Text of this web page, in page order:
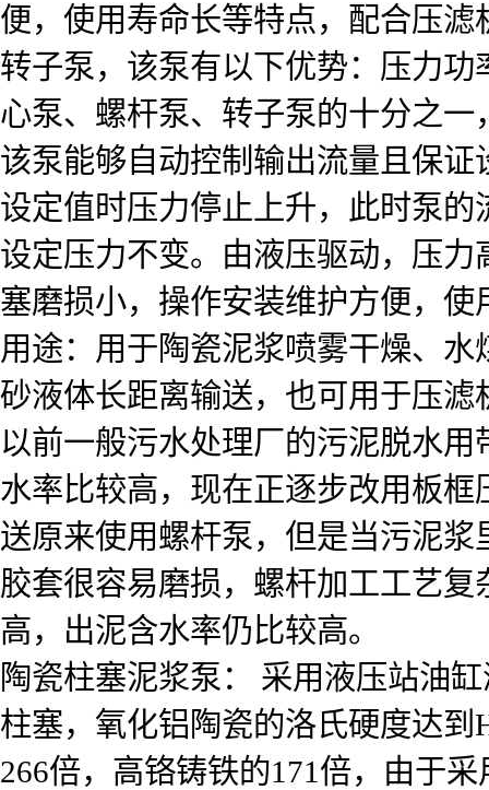
便，使用寿命长等特点，配合压
转子泵，该泵有以下优势：压力
心泵、螺杆泵、转子泵的十分之
该泵能够自动控制输出流量且保
设定值时压力停止上升，此时泵
设定压力不变。由液压驱动，压
塞磨损小，操作安装维护方便，使
用途：用于陶瓷泥浆喷雾干燥、
砂液体长距离输送，也可用于压滤
以前一般污水处理厂的污泥脱水
水率比较高，现在正逐步改用板
送原来使用螺杆泵，但是当污泥
胶套很容易磨损，螺杆加工工艺
高，出泥含水率仍比较高。
陶瓷柱塞泥浆泵： 采用液压站油
柱塞，氧化铝陶瓷的洛氏硬度达
266倍，高铬铸铁的171倍，由于